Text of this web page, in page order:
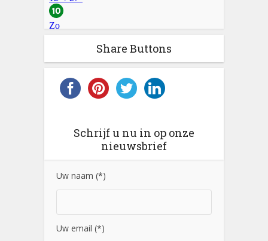
Share Buttons
Schrijf u nu in op onze
nieuwsbrief
Uw naam (*)
Uw email (*)